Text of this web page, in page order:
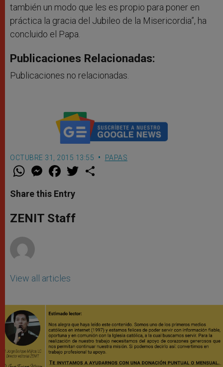
también un modo que les es propio para poner en
práctica la gracia del Jubileo de la Misericordia”, ha
concluido el Papa.
Publicaciones Relacionadas:
Publicaciones no relacionadas.
OCTUBRE 31, 2015 13:55 PAPAS
W
t
s
p
p
M
e
s
e
g
e
F
a
e
b
o
k
w
Share this Entry
ZENIT Staff
View all articles